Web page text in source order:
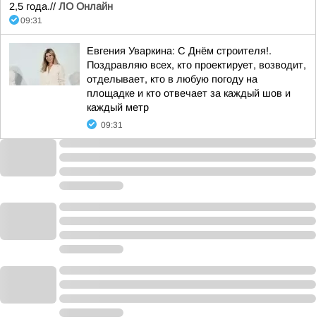
2,5 года.// ЛО Онлайн
09:31
Евгения Уваркина: С Днём строителя!.
Поздравляю всех, кто проектирует, возводит,
отделывает, кто в любую погоду на
площадке и кто отвечает за каждый шов и
каждый метр
09:31